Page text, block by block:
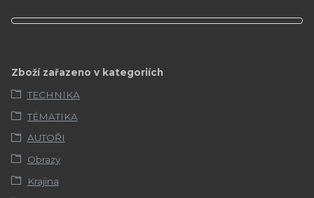
Zboží zařazeno v kategoriích
TECHNIKA
TÉMATIKA
AUTOŘI
Obrazy
Krajina